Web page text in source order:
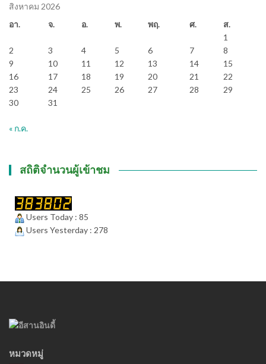
สิงหาคม 2026
อา.
จ. อ. พ. พฤ. ศ.
ส.
1
2
3 4 5 6 7
8
9
10 11 12 13 14
15
16
17 18 19 20 21
22
23
24 25 26 27 28
29
30
31
« ก.ค.
สถิติจำนวนผู้เข้าชม
Users Today : 85
Users Yesterday : 278
หมวดหมู่